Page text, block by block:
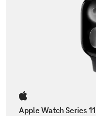
Apple Watch Series